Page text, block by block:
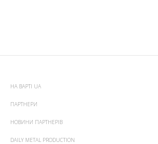
НА ВАРТІ UA
ПАРТНЕРИ
НОВИНИ ПАРТНЕРІВ
DAILY METAL PRODUCTION